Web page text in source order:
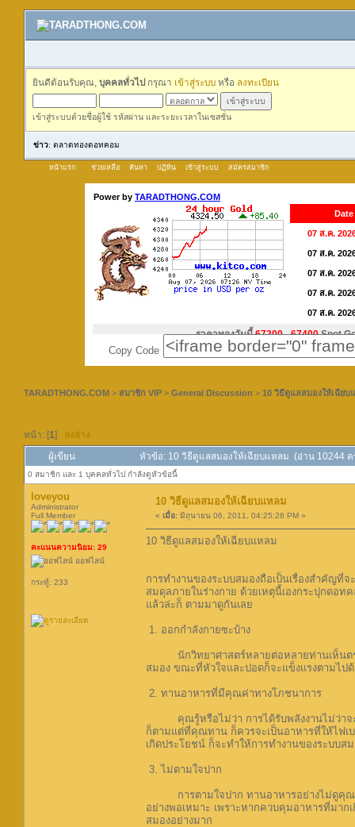
ยินดีต้อนรับคุณ, บุคคลทั่วไป กรุณา เข้าสู่ระบบ หรือ ลงทะเบียน
เข้าสู่ระบบด้วยชื่อผู้ใช้ รหัสผ่าน และระยะเวลาในเซสชั่น
ข่าว: ตลาดทองดอทคอม
หน้าแรก ช่วยเหลือ ค้นหา ปฏิทิน เข้าสู่ระบบ สมัครสมาชิก
Copy Code
TARADTHONG.COM > สมาชิก VIP > General Discussion > 10 วิธีดูแลสมองให้เฉียบ
หน้า: [1] ลงล่าง
ผู้เขียน หัวข้อ: 10 วิธีดูแลสมองให้เฉียบแหลม (อ่าน 10244 ค
0 สมาชิก และ 1 บุคคลทั่วไป กำลังดูหัวข้อนี้
loveyou
Administrator
Full Member
คะแนนความนิยม: 29
ออฟไลน์
กระทู้: 233
10 วิธีดูแลสมองให้เฉียบแหลม
« เมื่อ: มิถุนายน 06, 2011, 04:25:26 PM »
10 วิธีดูแลสมองให้เฉียบแหลม
การทำงานของระบบสมองถือเป็นเรื่องสำคัญที่
สมดุลภายในร่างกาย ด้วยเหตุนี้เองกระปุกดอ
แล้วล่ะก็ ตามมาดูกันเลย
1. ออกกำลังกายซะบ้าง
นักวิทยาศาสตร์หลายต่อหลายท่านเห็นตรง
สมอง ขณะที่หัวใจและปอดก็จะแข็งแรงตามไป
2. ทานอาหารที่มีคุณค่าทางโภชนาการ
คุณรู้หรือไม่ว่า การได้รับพลังงานไม่ว่าจะม
ก็ตามแต่ที่คุณทาน ก็ควรจะเป็นอาหารที่ให้ไฟเ
เกิดประโยชน์ ก็จะทำให้การทำงานของระบบ
3. ไม่ตามใจปาก
การตามใจปาก ทานอาหารอย่างไม่ดูคุณค่
อย่างพอเหมาะ เพราะหากควบคุมอาหารที่มาก
สมองอย่างมาก